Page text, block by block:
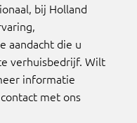
bij Holland
aandacht die u
verhuisbedrijf. Wilt
informatie
met ons